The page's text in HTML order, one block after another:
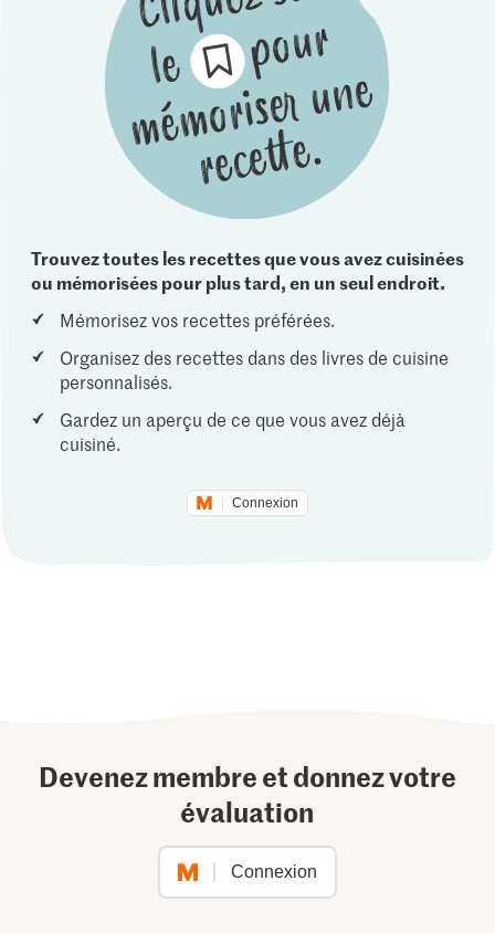
Trouvez toutes les recettes que vous avez cuisinées
ou mémorisées pour plus tard, en un seul endroit.
Mémorisez vos recettes préférées.
Organisez des recettes dans des livres de cuisine
personnalisés.
Gardez un aperçu de ce que vous avez déjà
cuisiné.
Connexion
Devenez membre et donnez votre
évaluation
Connexion